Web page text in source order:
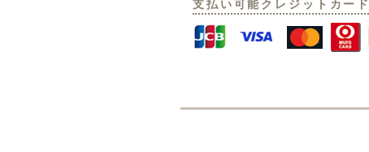
支払い可能クレジットカード